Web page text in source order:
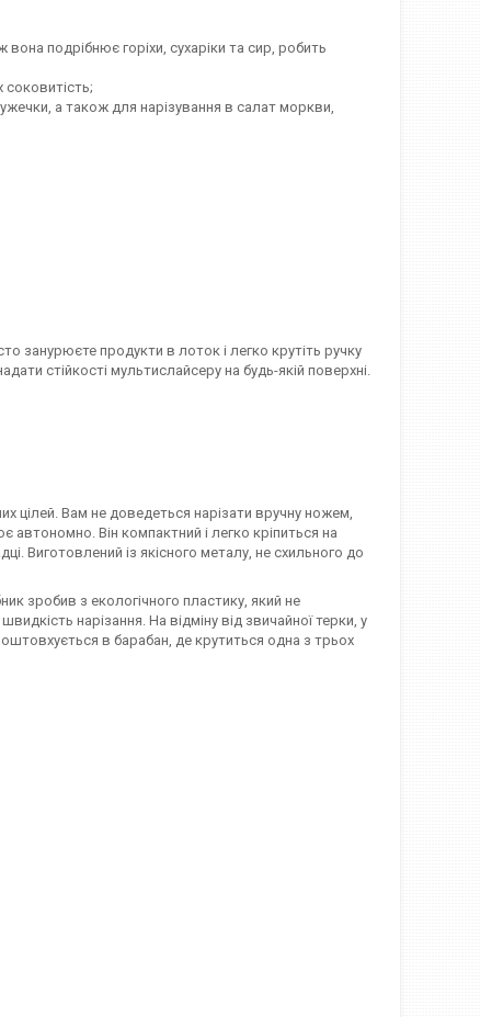
подрібнює горіхи, сухаріки та сир, робить
а також для нарізування в салат моркви,
занурюєте продукти в лоток і легко крутіть ручку
стійкості мультислайсеру на будь-якій поверхні.
цілей. Вам не доведеться нарізати вручну ножем,
Він компактний і легко кріпиться на
Виготовлений із якісного металу, не схильного до
зробив з екологічного пластику, який не
нарізання. На відміну від звичайної терки, у
в барабан, де крутиться одна з трьох